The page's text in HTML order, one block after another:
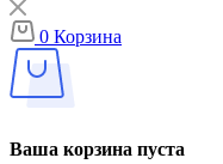
0 Корзина
Ваша корзина пуста